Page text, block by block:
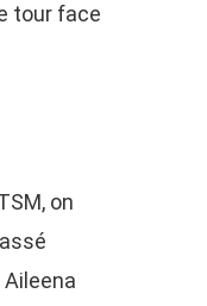
tour face
on